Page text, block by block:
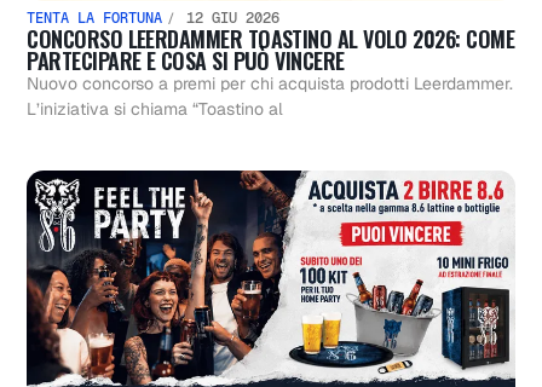
TENTA LA FORTUNA 12 GIU 2026
CONCORSO LEERDAMMER TOASTINO AL VOLO 2026: COME
PARTECIPARE E COSA SI PUÒ VINCERE
Nuovo concorso a premi per chi acquista prodotti Leerdammer.
L’iniziativa si chiama “Toastino al